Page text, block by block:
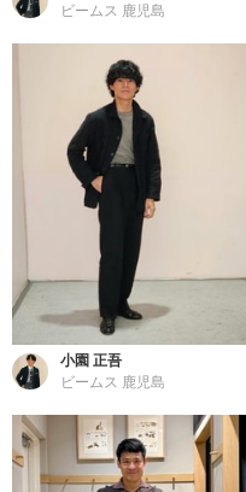
ビームス 鹿児島
小園 正吾
ビームス 鹿児島